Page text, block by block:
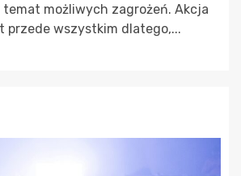
możliwych zagrożeń. Akcja
przede wszystkim dlatego,...